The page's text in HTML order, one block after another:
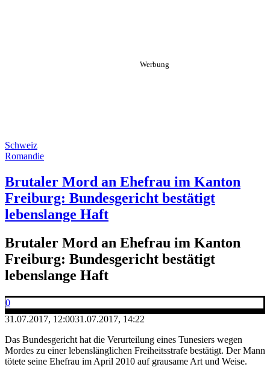
Schweiz
Romandie
Brutaler Mord an Ehefrau im Kanton
Freiburg: Bundesgericht bestätigt
lebenslange Haft
Brutaler Mord an Ehefrau im Kanton
Freiburg: Bundesgericht bestätigt
lebenslange Haft
0
31.07.2017, 12:0031.07.2017, 14:22
Das Bundesgericht hat die Verurteilung eines Tunesiers wegen
Mordes zu einer lebenslänglichen Freiheitsstrafe bestätigt. Der Mann
tötete seine Ehefrau im April 2010 auf grausame Art und Weise.